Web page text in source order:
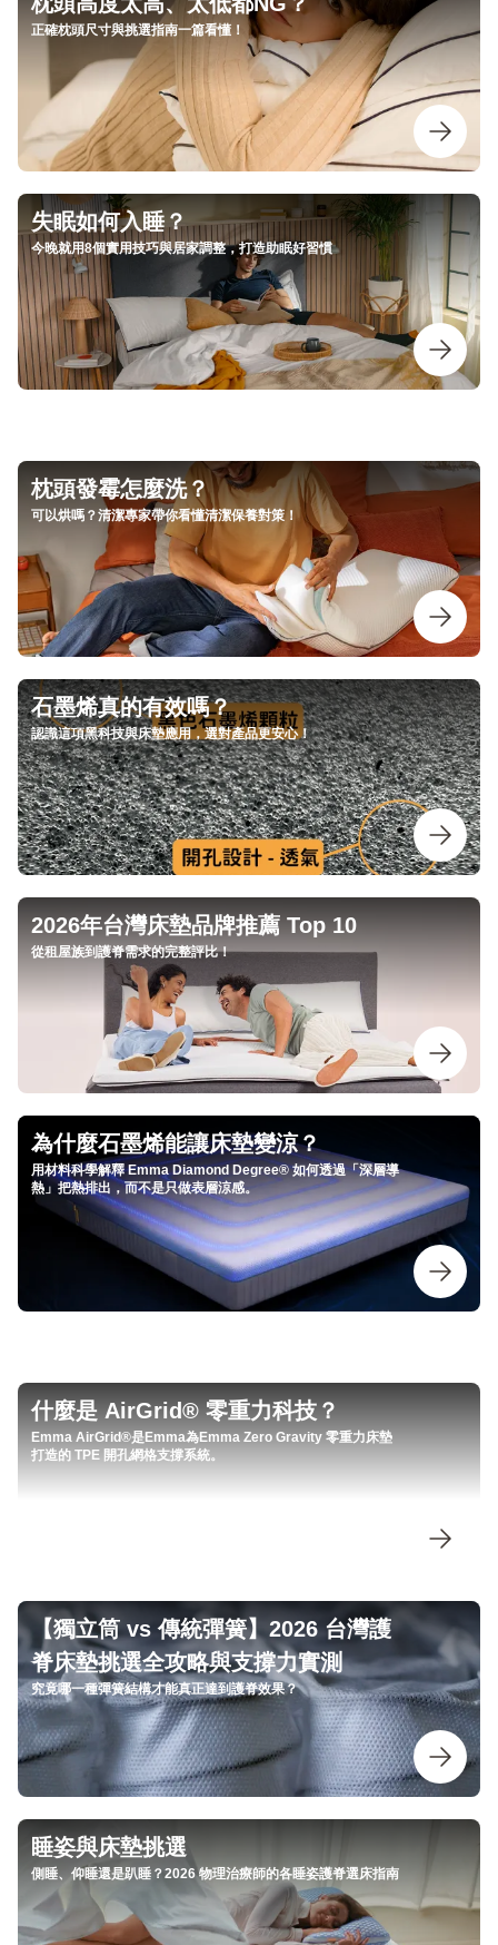
枕頭高度太高、太低都NG？
正確枕頭尺寸與挑選指南一篇看懂！
失眠如何入睡？
今晚就用8個實用技巧與居家調整，打造助眠好習慣
枕頭發霉怎麼洗？
可以烘嗎？清潔專家帶你看懂清潔保養對策！
石墨烯真的有效嗎？
認識這項黑科技與床墊應用，選對產品更安心！
2026年台灣床墊品牌推薦 Top 10
從租屋族到護脊需求的完整評比！
為什麼石墨烯能讓床墊變涼？
用材料科學解釋 Emma Diamond Degree® 如何透過「深層導
熱」把熱排出，而不是只做表層涼感。
什麼是 AirGrid® 零重力科技？
Emma AirGrid®是Emma為Emma Zero Gravity 零重力床墊
打造的 TPE 開孔網格支撐系統。
【獨立筒 vs 傳統彈簧】2026 台灣護
脊床墊挑選全攻略與支撐力實測
究竟哪一種彈簧結構才能真正達到護脊效果？
睡姿與床墊挑選
側睡、仰睡還是趴睡？2026 物理治療師的各睡姿護脊選床指南